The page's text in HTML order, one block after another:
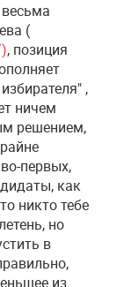
(
, позиция
,
ничем
решением,
первых,
как
никто тебе
но
в
из